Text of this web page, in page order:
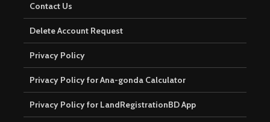
Contact Us
Delete Account Request
Privacy Policy
Privacy Policy for Ana-gonda Calculator
Privacy Policy for LandRegistrationBD App